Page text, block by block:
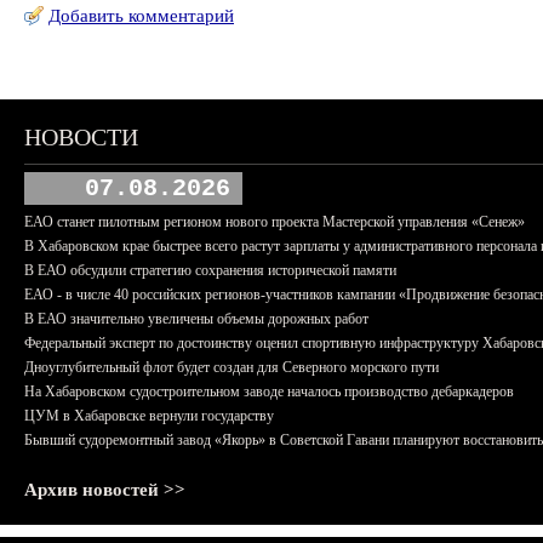
Добавить комментарий
НОВОСТИ
07.08.2026
ЕАО станет пилотным регионом нового проекта Мастерской управления «Сенеж»
В Хабаровском крае быстрее всего растут зарплаты у административного персонала
В ЕАО обсудили стратегию сохранения исторической памяти
ЕАО - в числе 40 российских регионов-участников кампании «Продвижение
В ЕАО значительно увеличены объемы дорожных работ
Федеральный эксперт по достоинству оценил спортивную инфраструктуру
Дноуглубительный флот будет создан для Северного морского пути
На Хабаровском судостроительном заводе началось производство дебаркадеров
ЦУМ в Хабаровске вернули государству
Бывший судоремонтный завод «Якорь» в Советской Гавани планируют восстановить
Архив новостей >>